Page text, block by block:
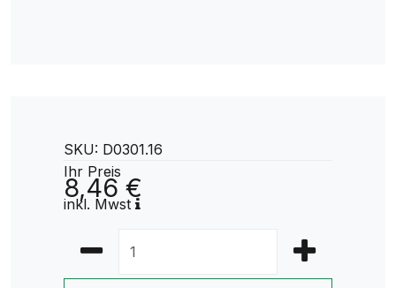
SKU: D0301.16
Ihr Preis
8,46 €
inkl. Mwst